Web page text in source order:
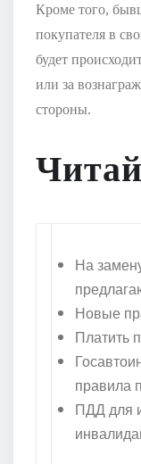
Кроме того,
покупателя в
будет
или за
стороны.
На
Новые
Платить
правила
ПДД для